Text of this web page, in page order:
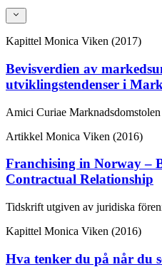
Kapittel Monica Viken (2017)
Bevisverdien av
utviklingstendenser i
Amici Curiae
Artikkel Monica Viken (2016)
Franchising in Norway –
Contractual Relationship
Tidskrift utgiven av juridiska
Kapittel Monica Viken (2016)
Hva tenker du på når du